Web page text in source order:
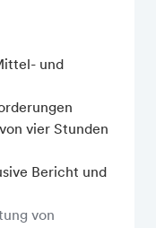
und
vier Stunden
Bericht und
von